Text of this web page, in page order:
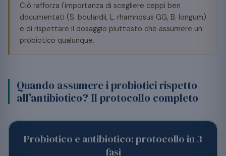
Ciò rafforza l'importanza di scegliere ceppi ben
documentati (S. boulardii, L. rhamnosus GG, B. longum)
e di rispettare il dosaggio piuttosto che assumere un
probiotico qualunque.
Quando assumere i probiotici rispetto
all'antibiotico? Il protocollo completo
Probiotico e antibiotico: protocollo in 3
fasi